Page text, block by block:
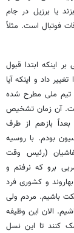
یا برزیل در جام
فوتبال است. مثلاً
اینکه ابتدا قبول
داد و اینکه آیا
تیم ملی مطرح شده
آن زمان تشخیص
بازهم از طرف
بودم. با روسیه
(رئیس وقت
بروکه نرفتم و
و کشوری فرد
باشیم. مردم ولی
الان این وظیفه
کنند تا این نسل